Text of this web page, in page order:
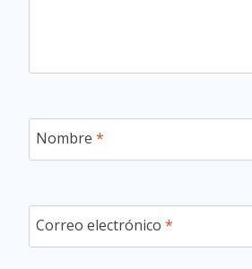
Nombre *
Correo electrónico *